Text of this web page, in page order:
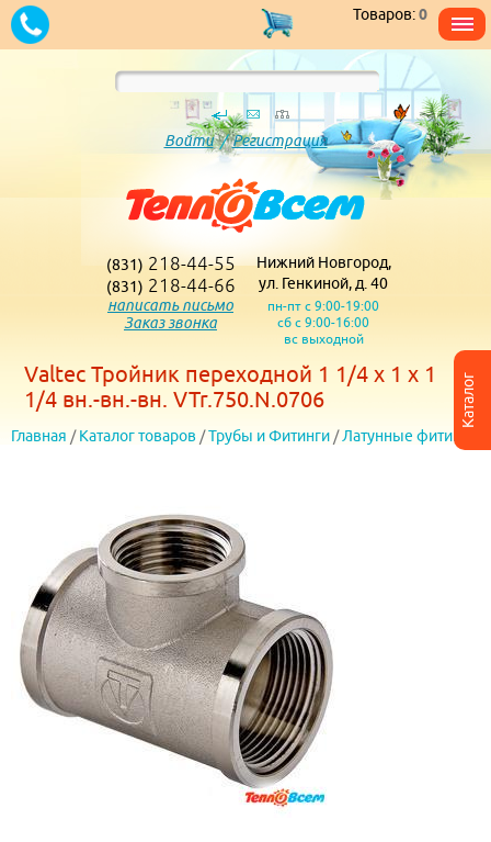
Каталог
Товаров:0
Войти/Регистрация
(831) 218-44-55
(831) 218-44-66
написать письмо
Заказ звонка
Нижний Новгород,
ул. Генкиной, д. 40
пн-пт с 9:00-19:00
сб с 9:00-16:00
вс выходной
Valtec Тройник переходной 1 1/4 х 1 х 1
1/4 вн.-вн.-вн. VTr.750.N.0706
Главная / Каталог товаров /Трубы и Фитинги / Латунные фитинги